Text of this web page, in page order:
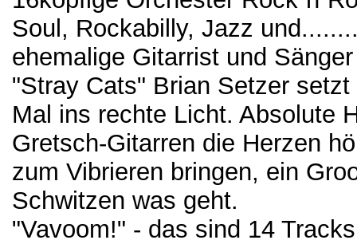
Soul, Rockabilly, Jazz
ehemalige Gitarrist und
"Stray Cats" Brian Setzer
Mal ins rechte Licht. Absolute
Gretsch-Gitarren die Herzen
zum Vibrieren bringen, ein
Schwitzen was geht.
"Vavoom!" - das sind 14